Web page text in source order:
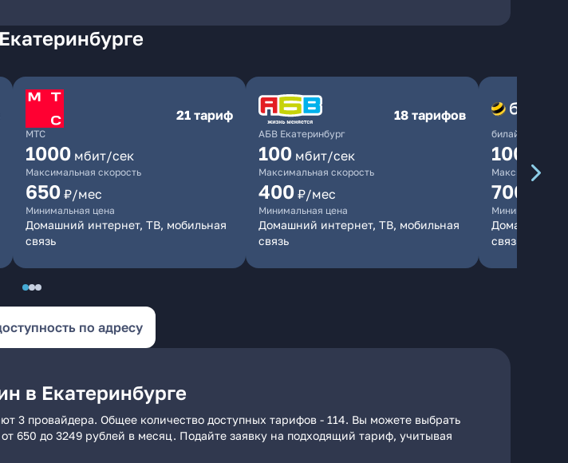
МТС
21 тариф
1000 мбит/сек
Максимальная скорость
650 ₽/мес
Минимальная цена
Домашний интернет, ТВ, мобильная
связь
АБВ Екатеринбург
18 тарифов
100 мбит/сек
Максимальная скорость
400 ₽/мес
Минимальная цена
Домашний интернет, ТВ, мобильная
связь
билайн
1000
Максимальная
700
Минимальная
Домашний
связь
по адресу
в Екатеринбурге
3 провайдера. Общее количество доступных тарифов - 114. Вы можете выбрать
650 до 3249 рублей в месяц. Подайте заявку на подходящий тариф, учитывая